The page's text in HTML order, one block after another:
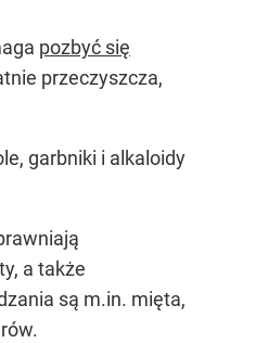
pozbyć się
przeczyszcza,
garbniki i alkaloidy
a także
są m.in. mięta,